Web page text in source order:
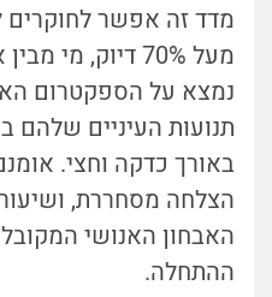
מדד זה אפשר לחוקרים
מעל 70% דיוק,
נמצא על הספקטרום
תנועות העיניים שלהם
הצלחה מסחררת,
האבחון האנושי
ההתחלה.